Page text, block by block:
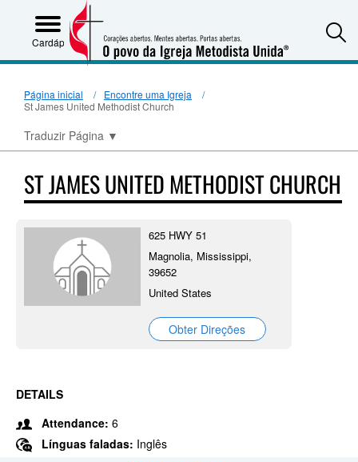
Cardápio
Página inicial
Encontre uma Igreja
St James United Methodist Church
Traduzir Página ▼
ST JAMES UNITED METHODIST CHURCH
625 HWY 51
Magnolia, Mississippi,
39652
United States
Obter Direções
DETAILS
Attendance: 6
Línguas faladas: Inglês